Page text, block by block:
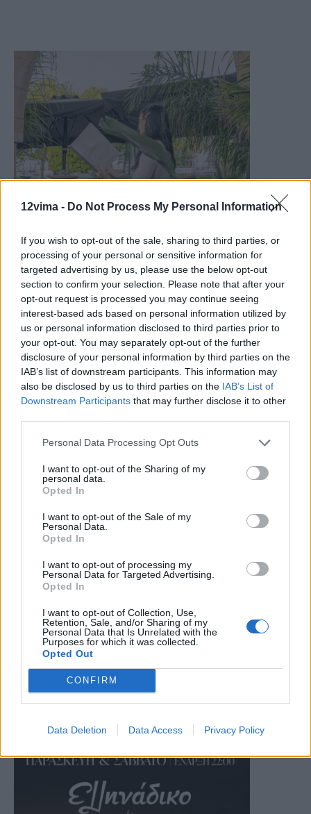
12vima - Do Not Process My Personal Information
If you wish to opt-out of the sale, sharing to third parties, or
processing of your personal or sensitive information for
targeted advertising by us, please use the below opt-out
section to confirm your selection. Please note that after your
opt-out request is processed you may continue seeing
interest-based ads based on personal information utilized by
us or personal information disclosed to third parties prior to
your opt-out. You may separately opt-out of the further
disclosure of your personal information by third parties on the
IAB’s list of downstream participants. This information may
also be disclosed by us to third parties on the IAB’s List of
Downstream Participants that may further disclose it to other
Personal Data Processing Opt Outs
I want to opt-out of the Sharing of my
personal data.
Opted In
I want to opt-out of the Sale of my
Personal Data.
Opted In
I want to opt-out of processing my
Personal Data for Targeted Advertising.
Opted In
I want to opt-out of Collection, Use,
Retention, Sale, and/or Sharing of my
Personal Data that Is Unrelated with the
Purposes for which it was collected.
Opted Out
CONFIRM
Data Deletion Data Access Privacy Policy